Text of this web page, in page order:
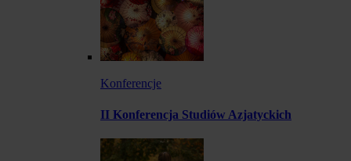
Konferencje
II Konferencja Studiów Azjatyckich